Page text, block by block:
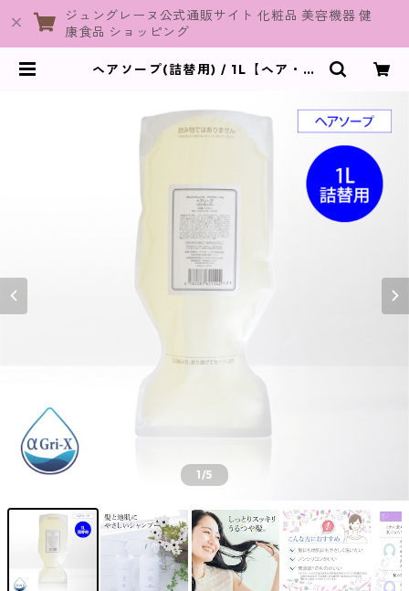
ジュングレーヌ公式通販サイト 化粧品 美容機器 健
康食品 ショッピング
ヘアソープ(詰替用) / 1L【ヘア・ボ
1/5